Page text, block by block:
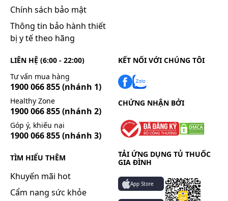
Chính sách bảo mật
Thông tin bảo hành thiết
bị y tế theo hãng
LIÊN HỆ (6:00 - 22:00)
Tư vấn mua hàng
1900 066 855(nhánh 1)
Healthy Zone
1900 066 855(nhánh 2)
Góp ý, khiếu nại
1900 066 855(nhánh 3)
TÌM HIỂU THÊM
Khuyến mãi hot
Cẩm nang sức khỏe
KẾT NỐI VỚI CHÚNG TÔI
CHỨNG NHẬN BỞI
TẢI ỨNG DỤNG TỦ THUỐC
GIA ĐÌNH
App Store